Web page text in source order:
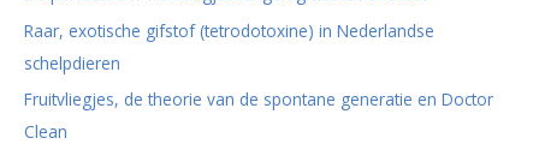
Raar, exotische gifstof (tetrodotoxine) in Nederlandse
schelpdieren
Fruitvliegjes, de theorie van de spontane generatie en Doctor
Clean